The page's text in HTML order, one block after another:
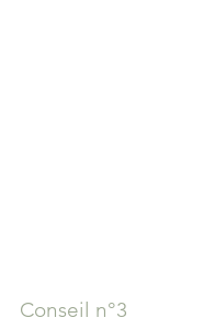
Conseil n°3